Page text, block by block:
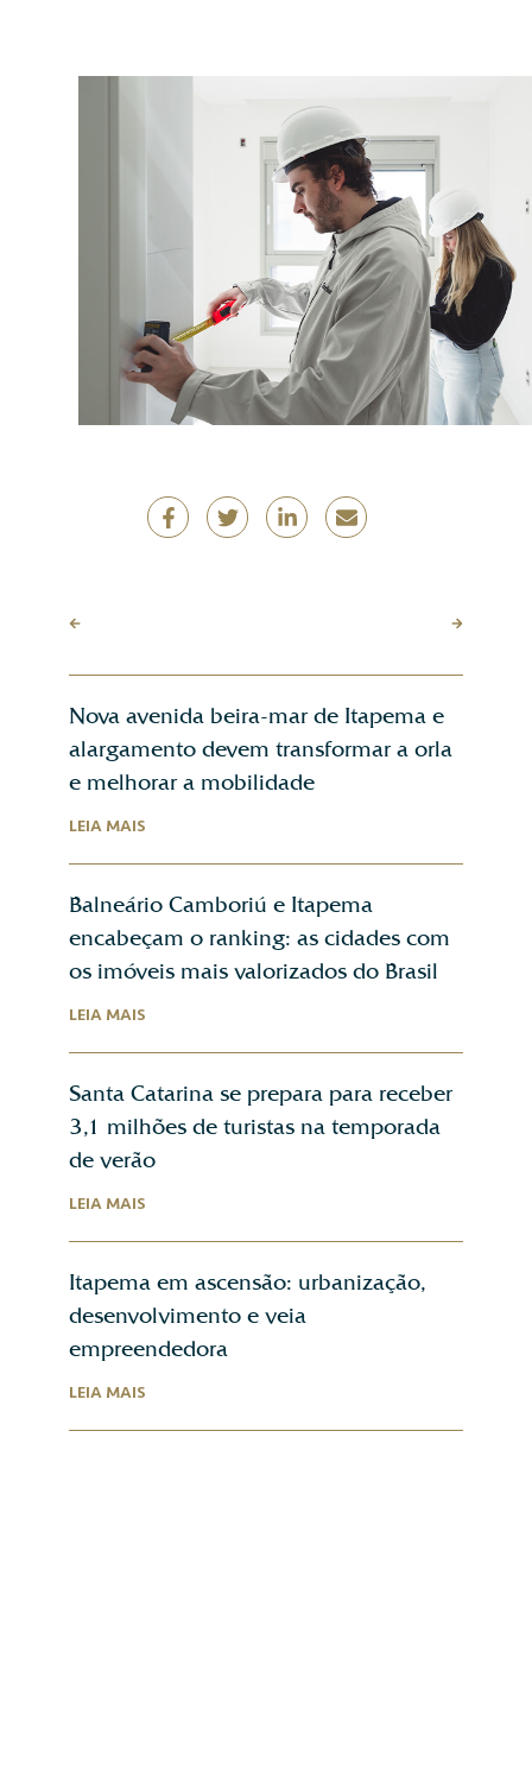
Nova avenida beira-mar de Itapema e
alargamento devem transformar a orla
e melhorar a mobilidade
LEIA MAIS
Balneário Camboriú e Itapema
encabeçam o ranking: as cidades com
os imóveis mais valorizados do Brasil
LEIA MAIS
Santa Catarina se prepara para receber
3,1 milhões de turistas na temporada
de verão
LEIA MAIS
Itapema em ascensão: urbanização,
desenvolvimento e veia
empreendedora
LEIA MAIS